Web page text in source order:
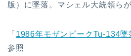
版）に墜落。マシェル大統領らが
「 1986年モザンビークTu-134墜
参照